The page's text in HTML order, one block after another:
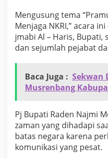
a
t
a
n
P
m
u
k
a
K
Mengusung tema
Menjaga NKRI,” acara
jmabi Al – Haris, Bupati,
dan sejumlah pejabat
Baca Juga : Sekwan
Musrenbang
Pj Bupati Raden Najmi
zaman yang dihadapi
batas negara karena
komunikasi yang pesat.